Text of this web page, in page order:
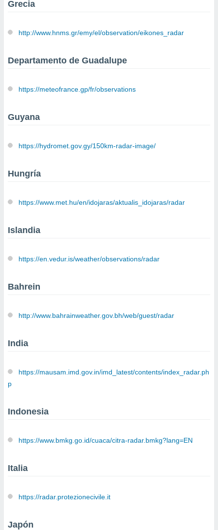
de
Grecia
http://www.hnms.gr/emy/el/observation/eikones_radar
Departamento de Guadalupe
https://meteofrance.gp/fr/observations
Guyana
https://hydromet.gov.gy/150km-radar-image/
Hungría
https://www.met.hu/en/idojaras/aktualis_idojaras/radar
Islandia
https://en.vedur.is/weather/observations/radar
Bahrein
http://www.bahrainweather.gov.bh/web/guest/radar
India
https://mausam.imd.gov.in/imd_latest/contents/index_radar.ph
p
Indonesia
https://www.bmkg.go.id/cuaca/citra-radar.bmkg?lang=EN
Italia
https://radar.protezionecivile.it
Japón